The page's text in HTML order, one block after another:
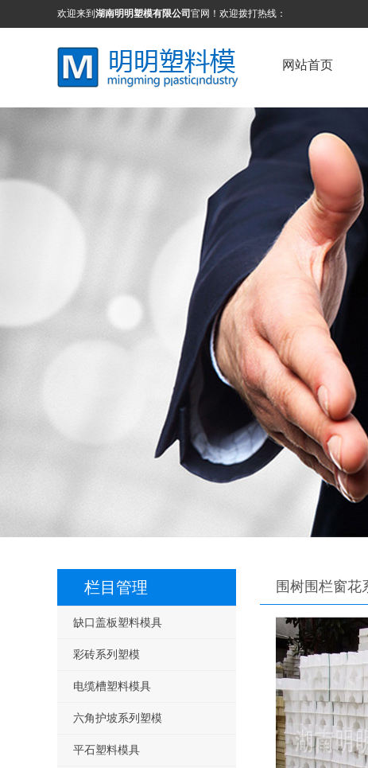
欢迎来到 湖南明明塑模有限公司 官网！欢迎拨打热线：
网站首页
围树围栏窗花
栏目管理
缺口盖板塑料模具
彩砖系列塑模
电缆槽塑料模具
六角护坡系列塑模
平石塑料模具